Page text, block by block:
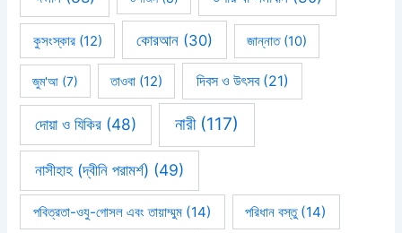
কুসংস্কার(12) কোরআন (30) জান্নাত(10)
জুম'আ (7) তাওবা (12) দিবস ও উৎসব(21)
দোয়া ও যিকির (48) নারী(117)
নাসীহাহ (দ্বীনি পরামর্শ) (49)
পবিত্রতা-ওযু-গোসল এবং তায়াম্মুম (14) পরিধান বস্তু(14)